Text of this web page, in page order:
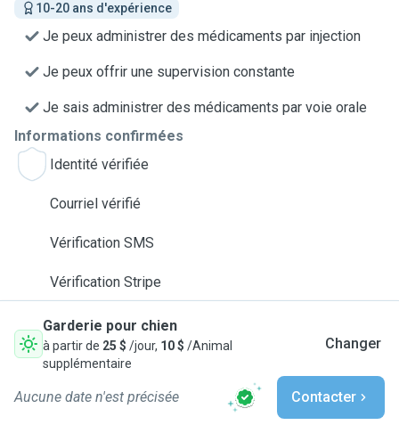
10-20 ans d'expérience
Je peux administrer des médicaments par injection
Je peux offrir une supervision constante
Je sais administrer des médicaments par voie orale
Informations confirmées
Identité vérifiée
Courriel vérifié
Vérification SMS
Vérification Stripe
Garderie pour chien
à partir de 25 $ /jour, 10 $ /Animal
supplémentaire
Changer
Aucune date n'est précisée Contacter